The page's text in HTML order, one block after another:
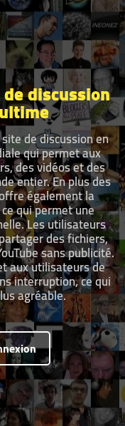
discussion
de discussion en
qui permet aux
des vidéos et des
entier. En plus des
également la
qui permet une
Les utilisateurs
des fichiers,
sans publicité.
aux utilisateurs de
interruption, ce qui
agréable.